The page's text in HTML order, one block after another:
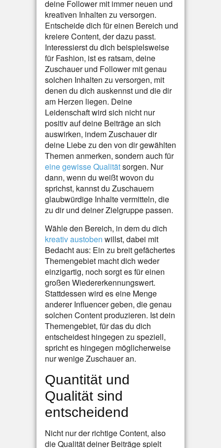
deine Follower mit immer neuen und
kreativen Inhalten zu versorgen.
Entscheide dich für einen Bereich und
kreiere Content, der dazu passt.
Interessierst du dich beispielsweise
für Fashion, ist es ratsam, deine
Zuschauer und Follower mit genau
solchen Inhalten zu versorgen, mit
denen du dich auskennst und die dir
am Herzen liegen. Deine
Leidenschaft wird sich nicht nur
positiv auf deine Beiträge an sich
auswirken, indem Zuschauer dir
deine Liebe zu den von dir gewählten
Themen anmerken, sondern auch für
eine gewisse Qualitätsorgen. Nur
dann, wenn du weißt wovon du
sprichst, kannst du Zuschauern
glaubwürdige Inhalte vermitteln, die
zu dir und deiner Zielgruppe passen.
Wähle den Bereich, in dem du dich
kreativ austoben willst, dabei mit
Bedacht aus: Ein zu breit gefächertes
Themengebiet macht dich weder
einzigartig, noch sorgt es für einen
großen Wiedererkennungswert.
Stattdessen wird es eine Menge
anderer Influencer geben, die genau
solchen Content produzieren. Ist dein
Themengebiet, für das du dich
entscheidest hingegen zu speziell,
spricht es hingegen möglicherweise
nur wenige Zuschauer an.
Quantität und
Qualität sind
entscheidend
Nicht nur der richtige Content, also
die Qualität deiner Beiträge spielt